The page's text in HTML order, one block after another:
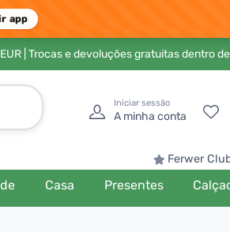
app
| Trocas e devoluções gratuitas dentro
Iniciar sessão
A minha conta
Ferwer
Casa Presentes